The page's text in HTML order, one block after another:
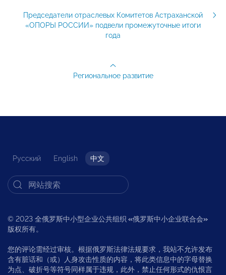
Председатели отраслевых Комитетов Астраханской
«ОПОРЫ РОССИИ» подвели промежуточные итоги
года
Региональное развитие
Русский English 中文
© 2023 全俄罗斯中小型企业公共组织 «俄罗斯中小企业联合会»
版权所有。
您的评论需经过审核。根据俄罗斯法律法规要求，我站不允许发布
含有脏话和（或）人身攻击性质的内容，将此类信息中的字母替换
为点、破折号等符号同样属于违规，此外，禁止任何形式的仇恨言